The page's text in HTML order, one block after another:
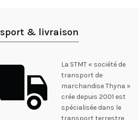
& livraison
La STMT « société de
transport de
marchandise Thyna »
crée depuis 2001 est
spécialisée dans le
transport terrestre